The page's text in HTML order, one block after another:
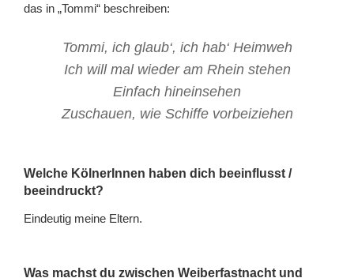
das in „Tommi“ beschreiben:
Tommi, ich glaub‘, ich hab‘ Heimweh
Ich will mal wieder am Rhein stehen
Einfach hineinsehen
Zuschauen, wie Schiffe vorbeiziehen
Welche KölnerInnen haben dich beeinflusst /
beeindruckt?
Eindeutig meine Eltern.
Was machst du zwischen Weiberfastnacht und